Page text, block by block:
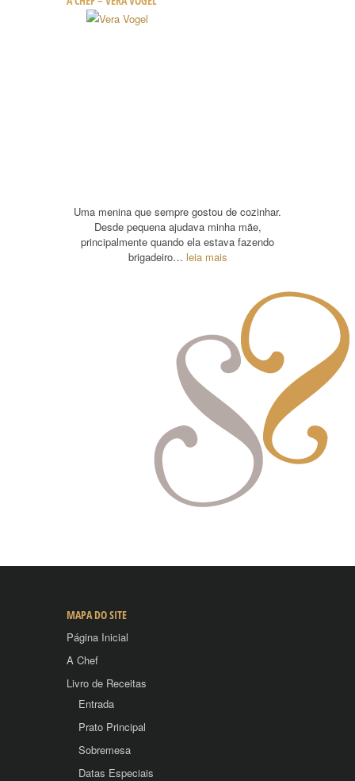
Uma menina que sempre gostou de cozinhar.
Desde pequena ajudava minha mãe,
principalmente quando ela estava fazendo
brigadeiro… leia mais
MAPA DO SITE
Página Inicial
A Chef
Livro de Receitas
Entrada
Prato Principal
Sobremesa
Datas Especiais